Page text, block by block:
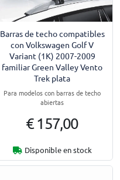
Barras de techo compatibles
con Volkswagen Golf V
Variant (1K) 2007-2009
familiar Green Valley Vento
Trek plata
Para modelos con barras de techo
abiertas
€ 157,00
Disponible en stock